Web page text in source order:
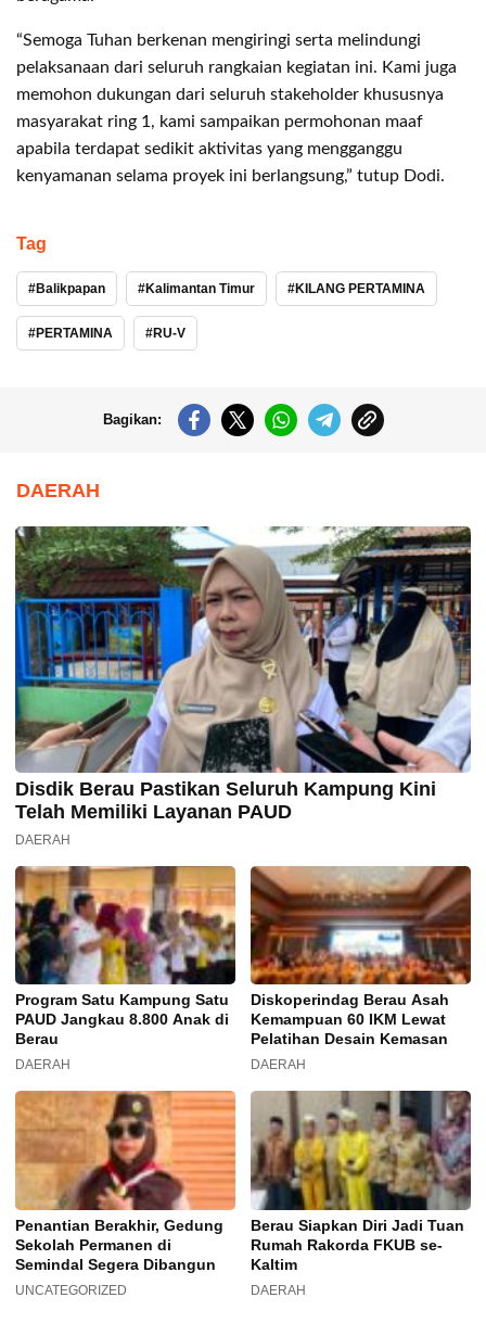
“Semoga Tuhan berkenan mengiringi serta melindungi
pelaksanaan dari seluruh rangkaian kegiatan ini. Kami juga
memohon dukungan dari seluruh stakeholder khususnya
masyarakat ring 1, kami sampaikan permohonan maaf
apabila terdapat sedikit aktivitas yang mengganggu
kenyamanan selama proyek ini berlangsung,” tutup Dodi.
Tag
Balikpapan Kalimantan Timur KILANG PERTAMINA
PERTAMINA RU-V
Bagikan:
DAERAH
Disdik Berau Pastikan Seluruh Kampung Kini
Telah Memiliki Layanan PAUD
DAERAH
Program Satu Kampung Satu
PAUD Jangkau 8.800 Anak di
Berau
DAERAH
Diskoperindag Berau Asah
Kemampuan 60 IKM Lewat
Pelatihan Desain Kemasan
DAERAH
Penantian Berakhir, Gedung
Sekolah Permanen di
Semindal Segera Dibangun
UNCATEGORIZED
Berau Siapkan Diri Jadi Tuan
Rumah Rakorda FKUB se-
Kaltim
DAERAH